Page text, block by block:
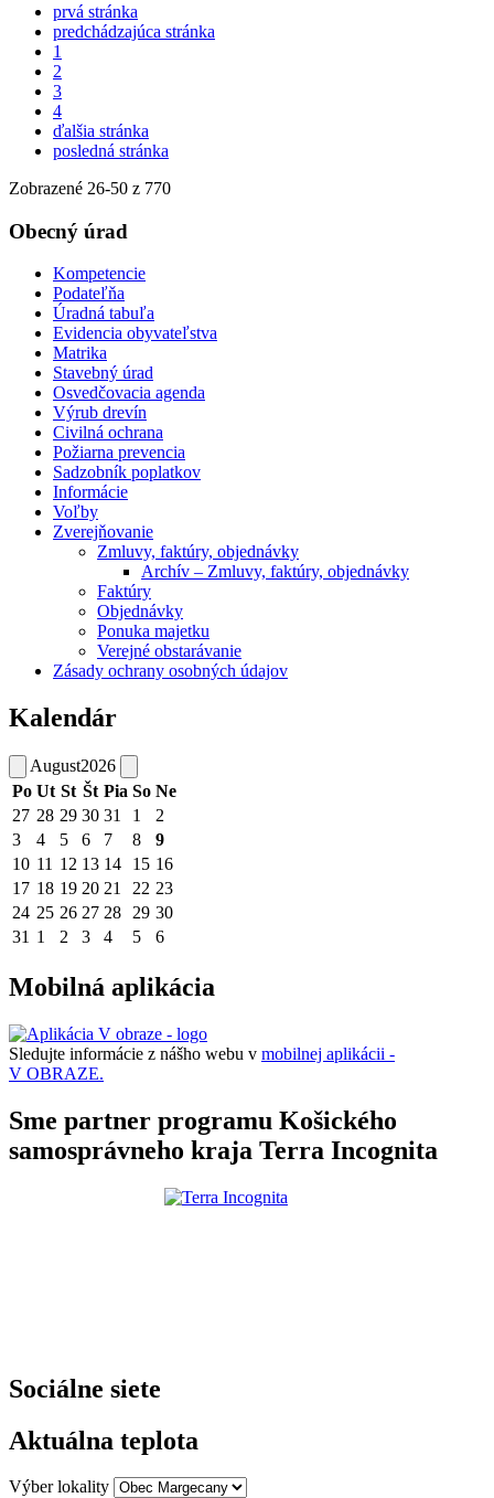
prvá stránka
predchádzajúca stránka
1
2
3
4
ďalšia stránka
posledná stránka
Zobrazené 26-50 z 770
Obecný úrad
Kompetencie
Podateľňa
Úradná tabuľa
Evidencia obyvateľstva
Matrika
Stavebný úrad
Osvedčovacia agenda
Výrub drevín
Civilná ochrana
Požiarna prevencia
Sadzobník poplatkov
Informácie
Voľby
Zverejňovanie
Zmluvy, faktúry, objednávky
Archív – Zmluvy, faktúry, objednávky
Faktúry
Objednávky
Ponuka majetku
Verejné obstarávanie
Zásady ochrany osobných údajov
Kalendár
August2026
Po Ut St Št Pia So Ne
27 28 29 30 31 1
2
3
4 5 6 7 8
9
10 11 12 13 14 15 16
17 18 19 20 21 22 23
24 25 26 27 28 29 30
31 1 2 3 4 5 6
Mobilná aplikácia
Sledujte informácie z nášho webu v mobilnej aplikácii -
V OBRAZE.
Sme partner programu Košického
samosprávneho kraja Terra Incognita
Sociálne siete
Aktuálna teplota
Výber lokality